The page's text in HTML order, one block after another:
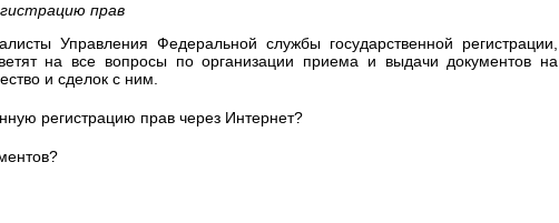
прав
Управления Федеральной службы государственной регистрации,
на все вопросы по организации приема и выдачи документов на
и сделок с ним.
регистрацию прав через Интернет?